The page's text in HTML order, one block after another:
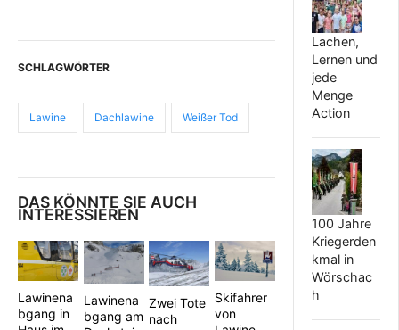
SCHLAGWÖRTER
Lawine Dachlawine Weißer Tod
DAS KÖNNTE SIE AUCH
INTERESSIEREN
Lawinena
bgang in
Lawinena
bgang am
Zwei Tote
nach
Skifahrer
von
Lachen,
Lernen und
jede
Menge
Action
100 Jahre
Kriegerden
kmal in
Wörschac
h